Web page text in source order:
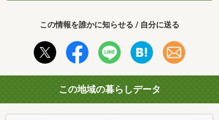
この情報を誰かに知らせる / 自分に送る
この地域の暮らしデータ